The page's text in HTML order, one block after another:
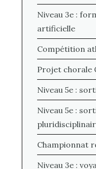
Niveau 3e :
artificielle
Compétition
Projet chorale
Niveau 5e :
Niveau 5e :
Championnat
Niveau 3e :